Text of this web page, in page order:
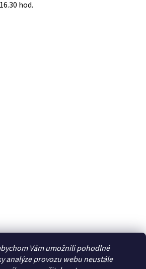
Vám umožnili pohodlné
analýze provozu webu neustále
hod.